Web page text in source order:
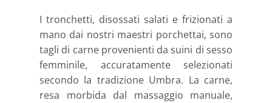
I tronchetti, disossati salati e frizionati a
mano dai nostri maestri porchettai, sono
tagli di carne provenienti da suini di sesso
femminile, accuratamente selezionati
secondo la tradizione Umbra. La carne,
resa morbida dal massaggio manuale,